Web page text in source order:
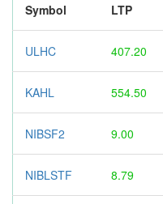
Symbol LTP
ULHC 407.20
KAHL 554.50
NIBSF2 9.00
NIBLSTF 8.79